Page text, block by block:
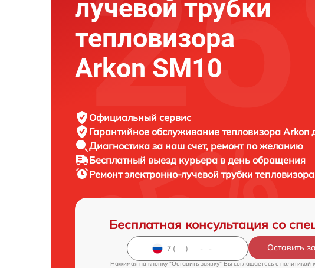
лучевой трубки
тепловизора
Arkon SM10
Официальный сервис
Гарантийное обслуживание тепловизора Arkon
Диагностика за наш счет, ремонт по желанию
Бесплатный выезд курьера в день обращения
Ремонт электронно-лучевой трубки тепловизора
Бесплатная консультация со
Оставить
Нажимая на кнопку "Оставить заявку" Вы соглашаетесь c политикой